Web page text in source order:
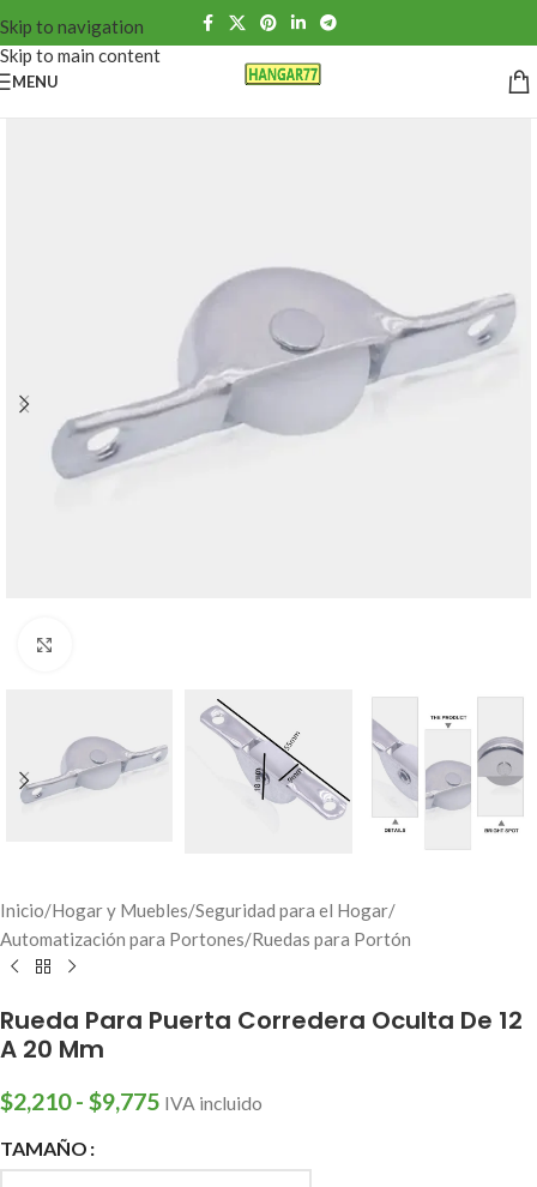
Skip to navigation
Skip to main content
MENU
Inicio/Hogar y Muebles/Seguridad para el Hogar/
Automatización para Portones/Ruedas para Portón
Rueda Para Puerta Corredera Oculta De 12
A 20 Mm
$2,210 - $9,775 IVA incluido
TAMAÑO